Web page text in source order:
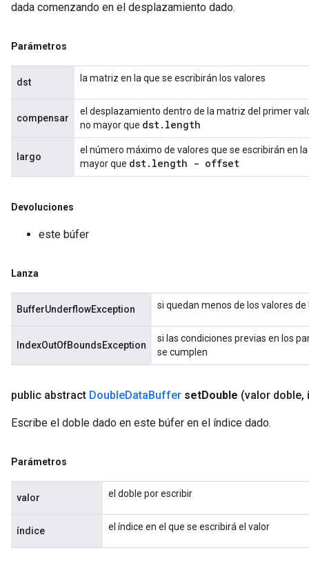
dada comenzando en el desplazamiento dado.
Parámetros
dst la matriz en la que se escribirán los valores
compensar
el desplazamiento dentro de la matriz del primer
no mayor que dst. length
largo
el número máximo de valores que se escribirán en
mayor que dst. length - offset
Devoluciones
este búfer
Lanza
BufferUnderflowException si quedan menos de los valores
IndexOutOfBoundsException
si las condiciones previas en los
se cumplen
public abstract DoubleDataBuffer setDouble (valor doble,
Escribe el doble dado en este búfer en el índice dado.
Parámetros
valor el doble por escribir
índice el índice en el que se escribirá el valor